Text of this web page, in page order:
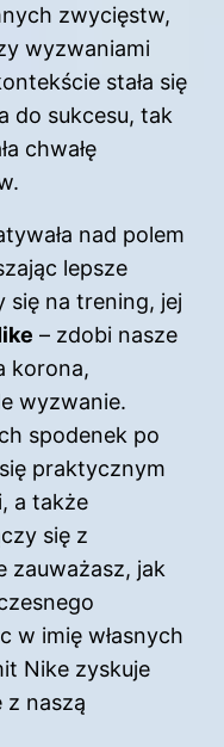
zwycięstw,
wyzwaniami
stała się
do sukcesu, tak
chwałę
nad polem
lepsze
się na trening, jej
– zdobi nasze
korona,
wyzwanie.
spodenek po
praktycznym
a także
się z
zauważasz, jak
w imię własnych
Nike zyskuje
z naszą